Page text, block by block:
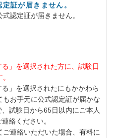
証が届きません。
認定証が届きません。
」を選択された方に、試験日
」を選択されたにもかかわら
お手元に公式認定証が届かな
試験日から65日以内にご本人
絡ください。
連絡いただいた場合、有料に